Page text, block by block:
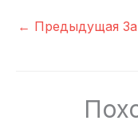
← Предыдущая